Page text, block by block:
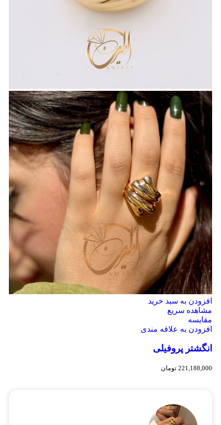
افزودن به سبد خرید
مشاهده سریع
مقایسه
افزودن به علاقه مندی
انگشتر پروفیلی
221,188,000 تومان